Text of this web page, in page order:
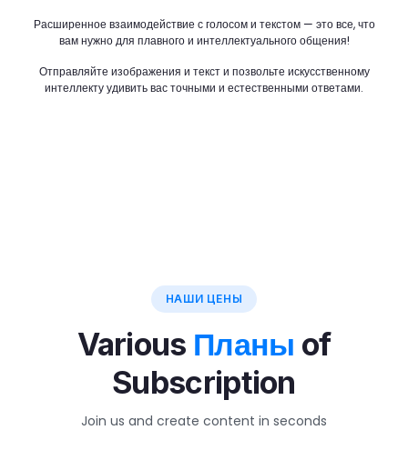
Расширенное взаимодействие с голосом и текстом — это все, что
вам нужно для плавного и интеллектуального общения!
Отправляйте изображения и текст и позвольте искусственному
интеллекту удивить вас точными и естественными ответами.
НАШИ ЦЕНЫ
Various Планы of
Subscription
Join us and create content in seconds